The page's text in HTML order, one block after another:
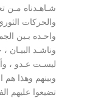
شـاهـدناه مـن
والحركات
واحـده بـين
وناشـد البيـان
ليسـت عـدو ،
وبينهم وهذا
تضيعوا عليهم